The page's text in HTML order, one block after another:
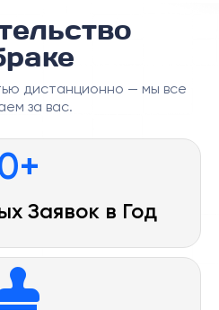
дистанционно — мы все
за вас.
Заявок в Год
+